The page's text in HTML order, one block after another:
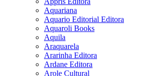
Aquariana
Aquario Editorial Editora
Aquaroli Books
Aquila
Araquarela
Ararinha Editora
Ardane Editora
Arole Cultural